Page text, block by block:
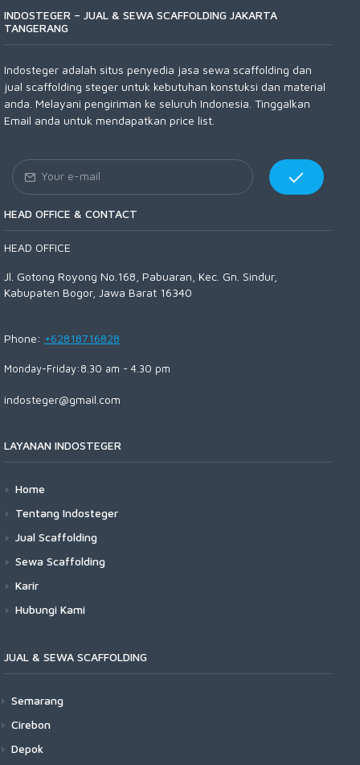
INDOSTEGER – JUAL & SEWA SCAFFOLDING JAKARTA
TANGERANG
Indosteger adalah situs penyedia jasa sewa scaffolding dan
jual scaffolding steger untuk kebutuhan konstuksi dan material
anda. Melayani pengiriman ke seluruh Indonesia. Tinggalkan
Email anda untuk mendapatkan price list.
HEAD OFFICE & CONTACT
HEAD OFFICE
Jl. Gotong Royong No.168, Pabuaran, Kec. Gn. Sindur,
Kabupaten Bogor, Jawa Barat 16340
Phone: +62818716828
Monday-Friday:8.30 am - 4.30 pm
indosteger@gmail.com
LAYANAN INDOSTEGER
Home
Tentang Indosteger
Jual Scaffolding
Sewa Scaffolding
Karir
Hubungi Kami
JUAL & SEWA SCAFFOLDING
Semarang
Cirebon
Depok